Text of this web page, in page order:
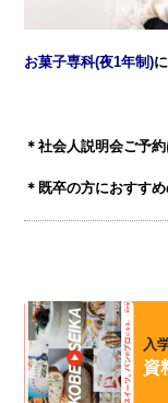
お菓子専科(夜1年制)
＊社会人説明会ご予
＊既卒の方におすす
入
資